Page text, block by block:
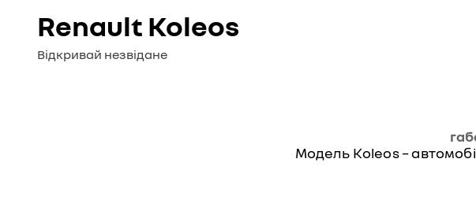
Renault Koleos
Відкривай незвідане
Модель Koleos –